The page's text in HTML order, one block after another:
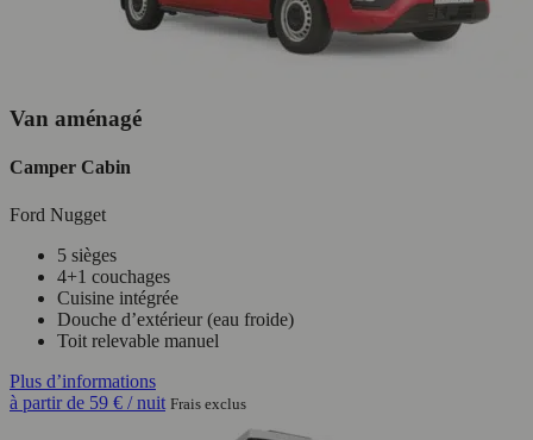
Van aménagé
Camper Cabin
Ford Nugget
5 sièges
4+1 couchages
Cuisine intégrée
Douche d’extérieur (eau froide)
Toit relevable manuel
Plus d’informations
à partir de 59 € / nuit Frais exclus